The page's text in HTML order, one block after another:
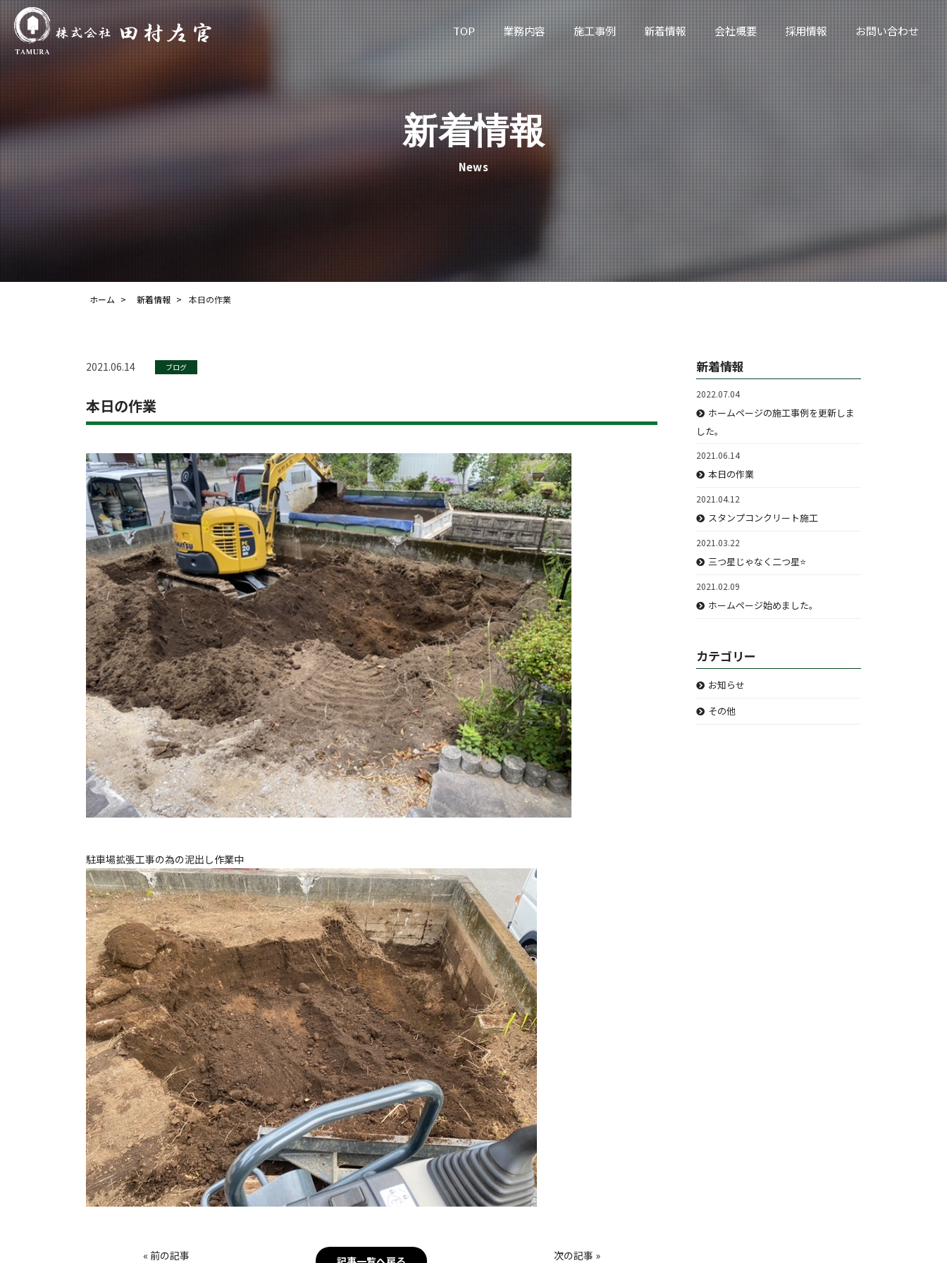
TOP 業務内容 施工事例 新着情報 会社概要 採用情報 お問い合わせ
新着情報
News
ホーム 新着情報 本日の作業
2021.06.14 ブログ
本日の作業
駐車場拡張工事の為の泥出し作業中
« 前の記事 次の記事 »
新着情報
2022.07.04
ホームページの施工事例を更新しま
した。
2021.06.14
本日の作業
2021.04.12
スタンプコンクリート施工
2021.03.22
三つ星じゃなく二つ星⭐️
2021.02.09
ホームページ始めました。
カテゴリー
お知らせ
その他